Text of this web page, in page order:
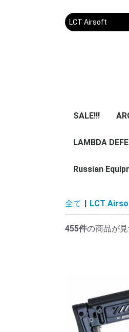
SALE!!!
マ
エ
LAMBDA
Russian
Pouch
加工済
用加工済
全て | LCT
455件の商品が